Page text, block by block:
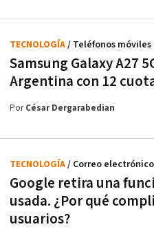
Samsung Galaxy A27
Argentina con 12
TECNOLOGÍA/ Teléfonos móviles
PorCésar Dergarabedian
Google retira una
usada. ¿Por qué
usuarios?
TECNOLOGÍA/ Correo electrónico